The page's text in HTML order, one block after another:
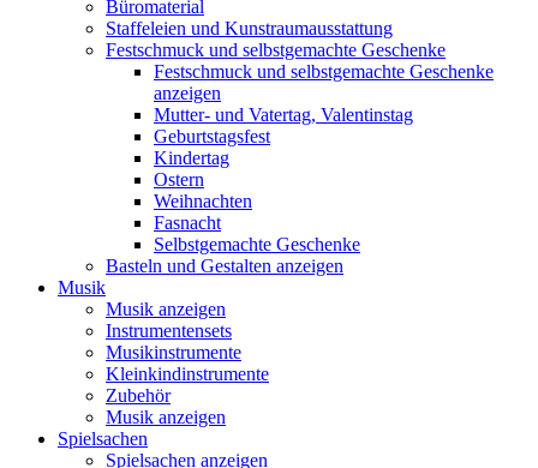
Büromaterial
Staffeleien und Kunstraumausstattung
Festschmuck und selbstgemachte Geschenke
Festschmuck und selbstgemachte Geschenke
anzeigen
Mutter- und Vatertag, Valentinstag
Geburtstagsfest
Kindertag
Ostern
Weihnachten
Fasnacht
Selbstgemachte Geschenke
Basteln und Gestalten anzeigen
Musik
Musik anzeigen
Instrumentensets
Musikinstrumente
Kleinkindinstrumente
Zubehör
Musik anzeigen
Spielsachen
Spielsachen anzeigen